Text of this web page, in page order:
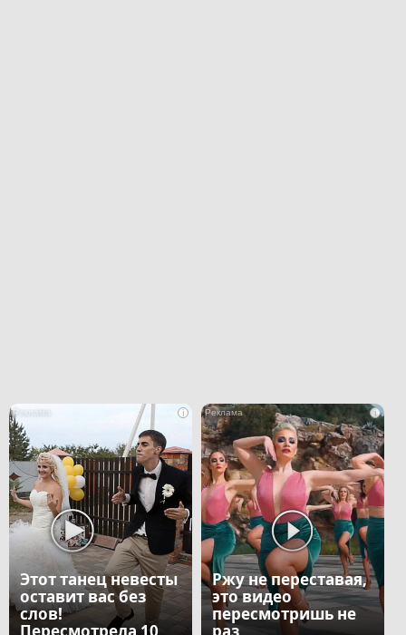
i
Этот танец невесты
оставит вас без
слов!
Пересмотрела 10
i
Ржу не переставая,
это видео
пересмотришь не
раз